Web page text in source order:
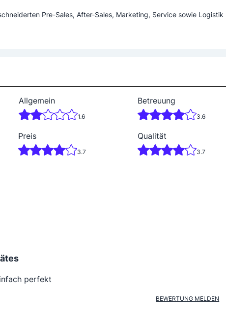
Pre-Sales, After-Sales, Marketing, Service sowie Logistik
Allgemein
1.6
Betreuung
3.6
Preis
3.7
Qualität
3.7
perfekt
BEWERTUNG MELDEN